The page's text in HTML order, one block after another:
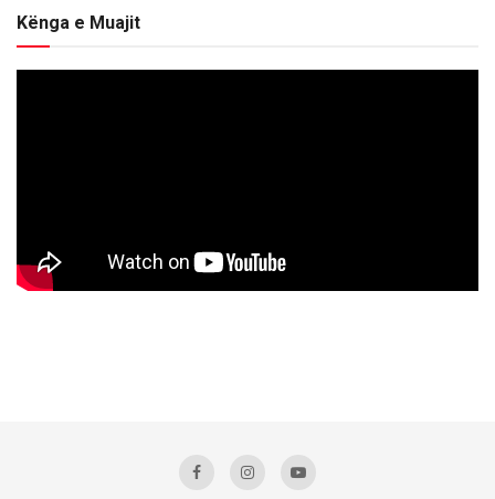
Kënga e Muajit